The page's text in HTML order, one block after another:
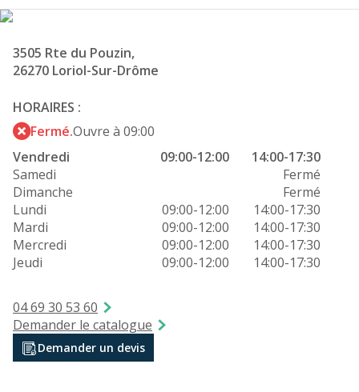
3505 Rte du Pouzin,
26270 Loriol-Sur-Drôme
HORAIRES :
Fermé.Ouvre à 09:00
Vendredi
09:00-12:00
14:00-17:30
Samedi
Fermé
Dimanche
Fermé
Lundi
09:00-12:00
14:00-17:30
Mardi
09:00-12:00
14:00-17:30
Mercredi
09:00-12:00
14:00-17:30
Jeudi
09:00-12:00 14:00-17:30
04 69 30 53 60
Demander le catalogue
Demander un devis